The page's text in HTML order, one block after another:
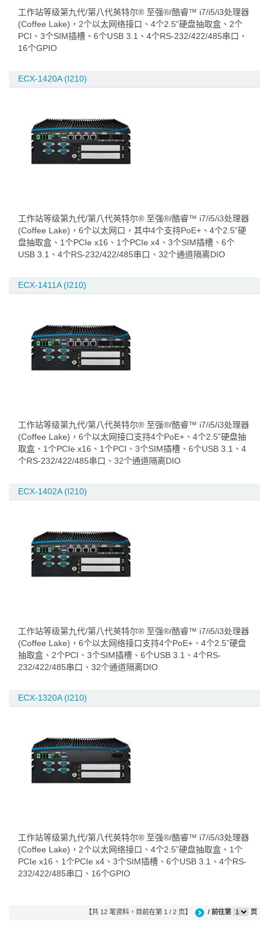
工作站等级第九代/第八代英特尔® 至强®/酷睿™ i7/i5/i3处理器
(Coffee Lake)，2个以太网络接口、4个2.5”硬盘抽取盒、2个
PCI、3个SIM插槽、6个USB 3.1、4个RS-232/422/485串口、
16个GPIO
ECX-1420A (I210)
工作站等级第九代/第八代英特尔® 至强®/酷睿™ i7/i5/i3处理器
(Coffee Lake)，6个以太网口，其中4个支持PoE+、4个2.5”硬
盘抽取盒、1个PCIe x16、1个PCIe x4、3个SIM插槽、6个
USB 3.1、4个RS-232/422/485串口、32个通道隔离DIO
ECX-1411A (I210)
工作站等级第九代/第八代英特尔® 至强®/酷睿™ i7/i5/i3处理器
(Coffee Lake)，6个以太网接口支持4个PoE+、4个2.5”硬盘抽
取盒、1个PCIe x16、1个PCI、3个SIM插槽、6个USB 3.1、4
个RS-232/422/485串口、32个通道隔离DIO
ECX-1402A (I210)
工作站等级第九代/第八代英特尔® 至强®/酷睿™ i7/i5/i3处理器
(Coffee Lake)，6个以太网络接口支持4个PoE+、4个2.5”硬盘
抽取盒、2个PCI、3个SIM插槽、6个USB 3.1、4个RS-
232/422/485串口、32个通道隔离DIO
ECX-1320A (I210)
工作站等级第九代/第八代英特尔® 至强®/酷睿™ i7/i5/i3处理器
(Coffee Lake)，2个以太网络接口、4个2.5”硬盘抽取盒、1个
PCIe x16、1个PCIe x4、3个SIM插槽、6个USB 3.1、4个RS-
232/422/485串口、16个GPIO
【共 12 笔资料，目前在第 1 / 2 页】 / 前往第 页